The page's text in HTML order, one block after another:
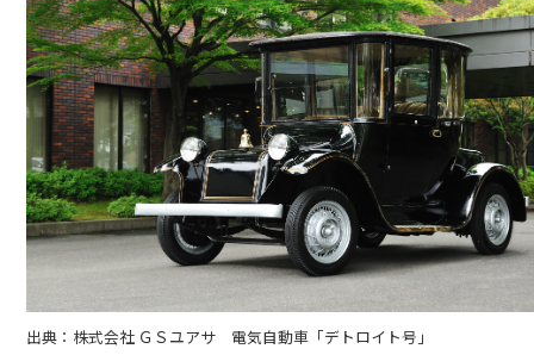
出典：株式会社 ＧＳユアサ 電気自動車「デトロイト号」